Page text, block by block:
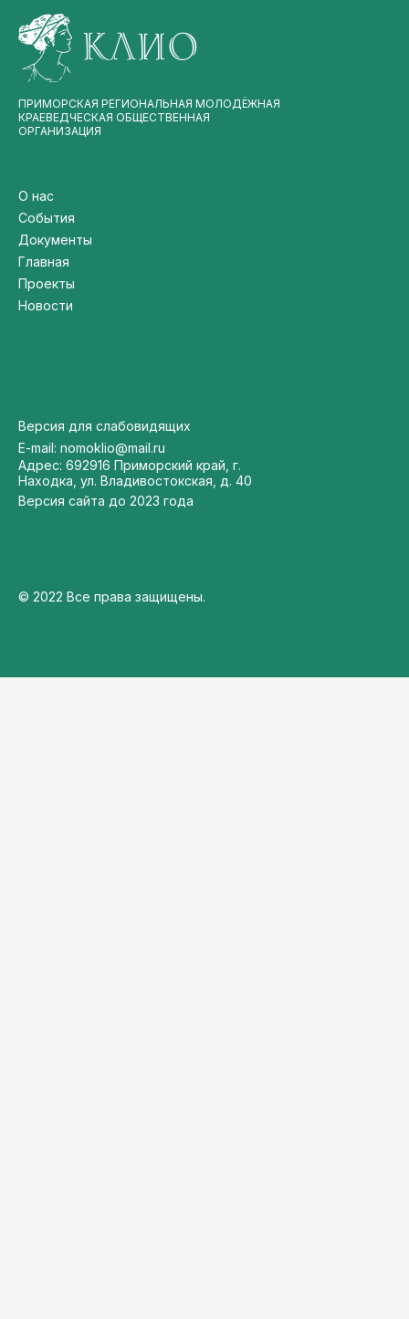
ПРИМОРСКАЯ РЕГИОНАЛЬНАЯ МОЛОДЁЖНАЯ
КРАЕВЕДЧЕСКАЯ ОБЩЕСТВЕННАЯ
ОРГАНИЗАЦИЯ
Главная
Проекты
Новости
О нас
События
Документы
Версия для слабовидящих
E-mail: nomoklio@mail.ru
Адрес: 692916 Приморский край, г.
Находка, ул. Владивостокская, д. 40
Версия сайта до 2023 года
© 2022 Все права защищены.